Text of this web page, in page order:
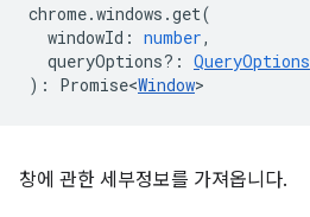
chrome.windows .get(
windowId : number,
queryOptions? : QueryOptions
) : Promise<Window>
창에 관한 세부정보를 가져옵니다.